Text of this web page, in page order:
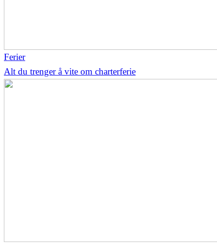
Ferier
Alt du trenger å vite om charterferie